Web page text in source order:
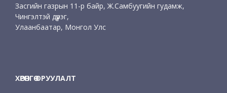
Засгийн газрын 11-р байр, Ж.Самбуугийн гудамж,
Чингэлтэй дүүрэг,
Улаанбаатар, Монгол Улс
ХӨРӨНГӨ ОРУУЛАЛТ